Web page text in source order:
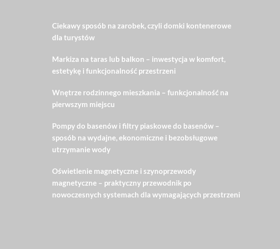
Ciekawy sposób na zarobek, czyli domki kontenerowe
dla turystów
Markiza na taras lub balkon – inwestycja w komfort,
estetykę i funkcjonalność przestrzeni
Wnętrze rodzinnego mieszkania – funkcjonalność na
pierwszym miejscu
Pompy do basenów i filtry piaskowe do basenów –
sposób na wydajne, ekonomiczne i bezobsługowe
utrzymanie wody
Oświetlenie magnetyczne i szynoprzewody
magnetyczne – praktyczny przewodnik po
nowoczesnych systemach dla wymagających przestrzeni